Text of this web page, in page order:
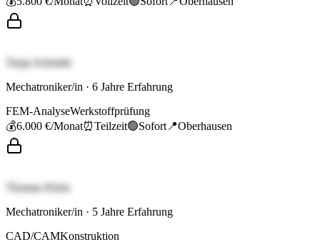
Tanja Schmidt
Mechatroniker/in · 6 Jahre Erfahrung
FEM-AnalyseWerkstoffprüfung
💰6.000 €/Monat⏰Teilzeit🟢Sofort 📍Oberhausen
Thomas Klein
Mechatroniker/in · 5 Jahre Erfahrung
CAD/CAMKonstruktion